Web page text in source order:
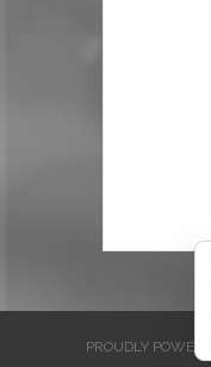
PROUDLY